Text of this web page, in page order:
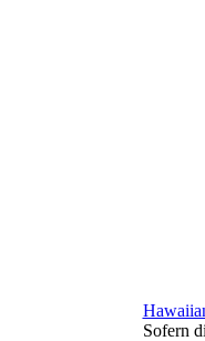
Sofern